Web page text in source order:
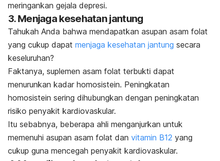
meringankan gejala depresi.
3. Menjaga kesehatan jantung
Tahukah Anda bahwa mendapatkan asupan asam folat
yang cukup dapat menjaga kesehatan jantung secara
keseluruhan?
Faktanya, suplemen asam folat terbukti dapat
menurunkan kadar homosistein. Peningkatan
homosistein sering dihubungkan dengan peningkatan
risiko penyakit kardiovaskular.
Itu sebabnya, beberapa ahli menganjurkan untuk
memenuhi asupan asam folat dan vitamin B12 yang
cukup guna mencegah penyakit kardiovaskular.